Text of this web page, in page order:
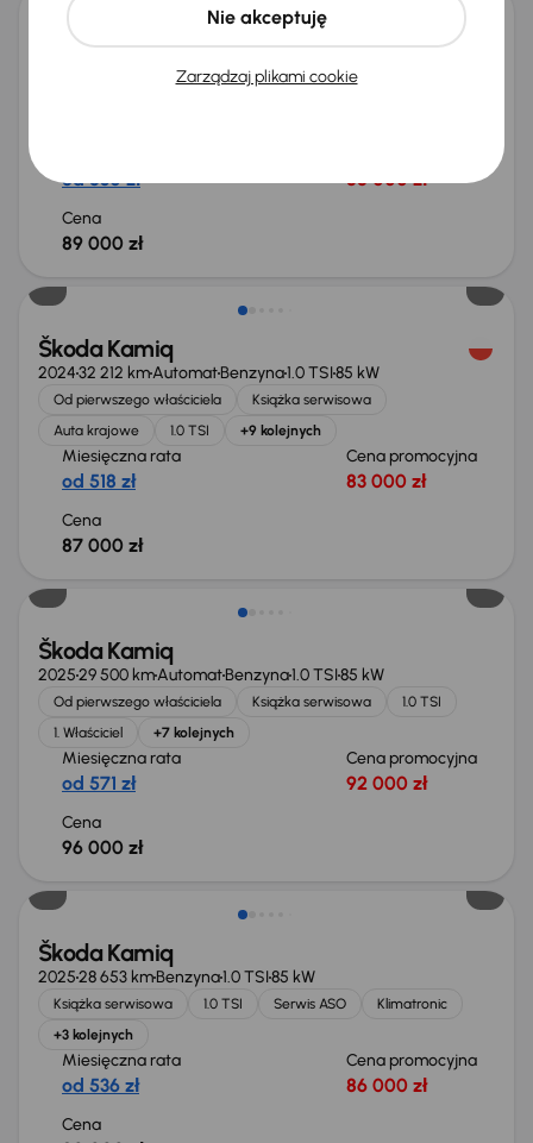
Škoda Kamiq
Benzyna1.0 TSI85 kW
od 530 zł 85 000 zł
Cena
89 000 zł
Od nowego taniej o 26 000 zł
Škoda Kamiq
202432 212 kmAutomatBenzyna1.0 TSI85 kW
Od pierwszego właściciela
Książka serwisowa
Auta krajowe
1.0 TSI +9 kolejnych
Miesięczna rata
od 518 zł
Cena promocyjna
83 000 zł
Cena
87 000 zł
Od nowego taniej o 17 000 zł
Škoda Kamiq
202529 500 kmAutomatBenzyna1.0 TSI85 kW
Od pierwszego właściciela Książka serwisowa
1.0 TSI
1. Właściciel
+7 kolejnych
Miesięczna rata
od 571 zł
Cena promocyjna
92 000 zł
Cena
96 000 zł
Od nowego taniej o 19 900 zł
Škoda Kamiq
202528 653 kmBenzyna1.0 TSI85 kW
Książka serwisowa 1.0 TSI Serwis ASO
Klimatronic
+3 kolejnych
Miesięczna rata
od 536 zł
Cena promocyjna
86 000 zł
Cena
Zarządzaj plikami cookie
Nie akceptuję